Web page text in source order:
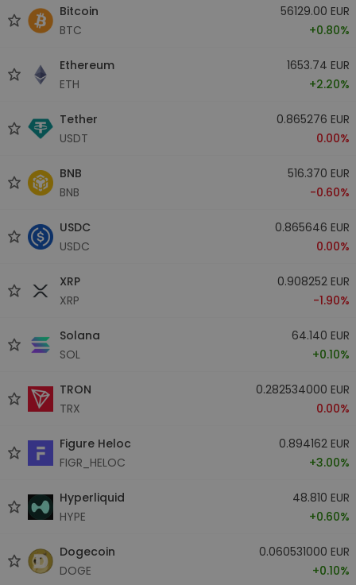
Bitcoin
BTC
56129.00 EUR
+0.80%
Ethereum
ETH
1653.74 EUR
+2.20%
Tether
USDT
0.865276 EUR
0.00%
BNB
BNB
516.370 EUR
-0.60%
USDC
USDC
0.865646 EUR
0.00%
XRP
XRP
0.908252 EUR
-1.90%
Solana
SOL
64.140 EUR
+0.10%
TRON
TRX
0.282534000 EUR
0.00%
Figure Heloc
FIGR_HELOC
0.894162 EUR
+3.00%
Hyperliquid
HYPE
48.810 EUR
+0.60%
Dogecoin
DOGE
0.060531000 EUR
+0.10%